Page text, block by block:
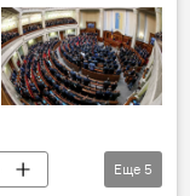
Еще 5